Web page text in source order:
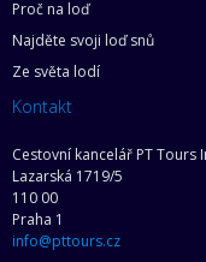
Proč na loď
Najděte svoji loď snů
Ze světa lodí
Kontakt
Cestovní kancelář PT Tours
Lazarská 1719/5
110 00
Praha 1
info@pttours.cz